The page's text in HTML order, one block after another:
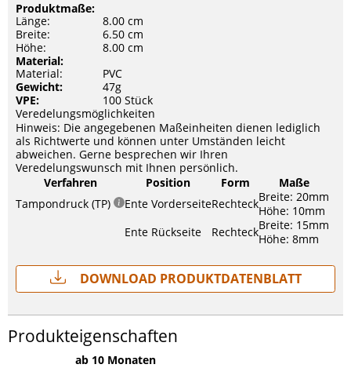
Produktmaße:
Länge:
8.00 cm
Breite:
6.50 cm
Höhe:
8.00 cm
Material:
Material:
PVC
Gewicht:
47g
VPE:
100 Stück
Veredelungsmöglichkeiten
Hinweis: Die angegebenen Maßeinheiten dienen lediglich
als Richtwerte und können unter Umständen leicht
abweichen. Gerne besprechen wir Ihren
Veredelungswunsch mit Ihnen persönlich.
Verfahren
Position Form
Maße
Tampondruck (TP)
Ente VorderseiteRechteckBreite: 20mm
Höhe: 10mm
Ente Rückseite
RechteckBreite: 15mm
Höhe: 8mm
Download Produktdatenblatt
Produkteigenschaften
ab 10 Monaten